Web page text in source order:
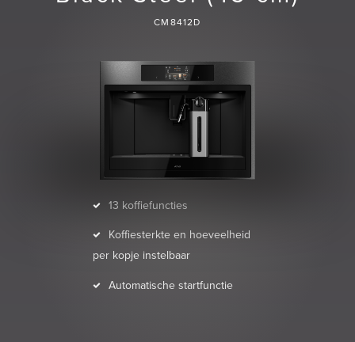
CM8412D
13 koffiefuncties
Koffiesterkte en hoeveelheid
per kopje instelbaar
Automatische startfunctie